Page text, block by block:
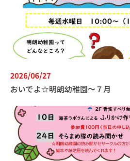
2026/06/27
おいでよ☆明朗幼稚園～７月